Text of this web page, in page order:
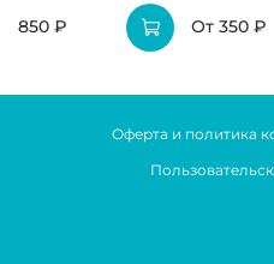
850 ₽
От 350 ₽
Оферта и политика